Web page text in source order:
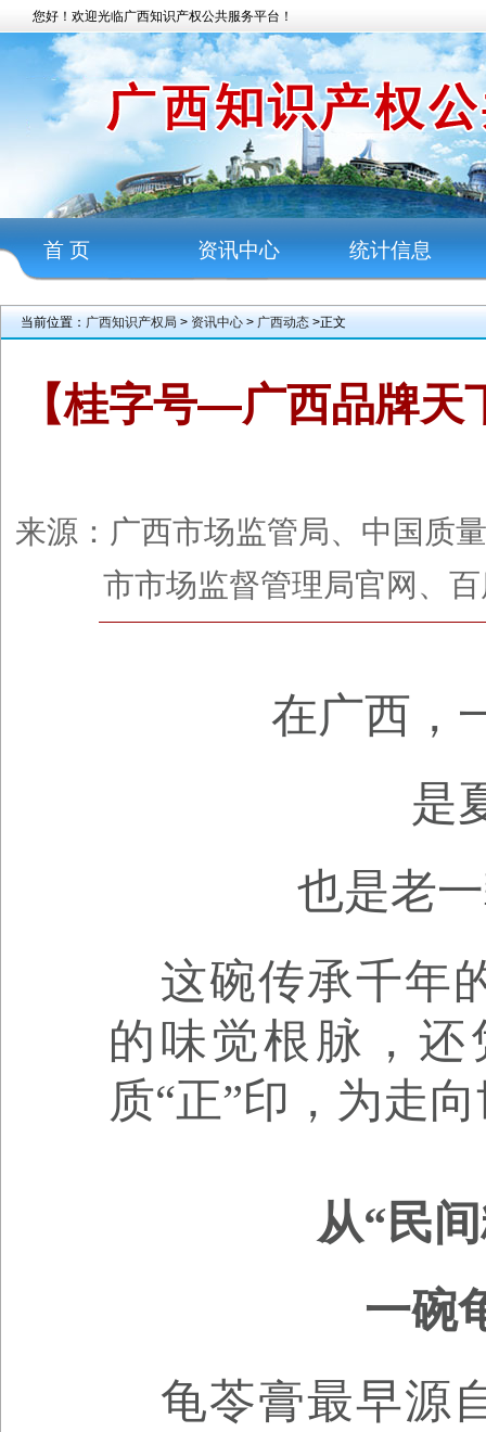
您好！欢迎光临广西知识产权公共服务平台！
首 页 资讯中心 统计信息
当前位置： 广西知识产权局 > 资讯中心 > 广西动态 >正文
【桂字号—广西品牌
来源：广西市场监管局、中国质
市市场监督管理局官网
在广西，
是
也是老
这碗传承千年
的味觉根脉，
质“正”印，为走
从“民
一碗
龟苓膏最早源